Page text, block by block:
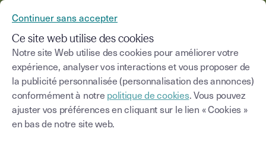
Blog
Choisir une catégorie Saisissez un terme
Continuer sans accepter
Ce site web utilise des cookies
Notre site Web utilise des cookies pour améliorer votre
expérience, analyser vos interactions et vous proposer de
la publicité personnalisée (personnalisation des annonces)
conformément à notre politique de cookies. Vous pouvez
ajuster vos préférences en cliquant sur le lien « Cookies »
en bas de notre site web.